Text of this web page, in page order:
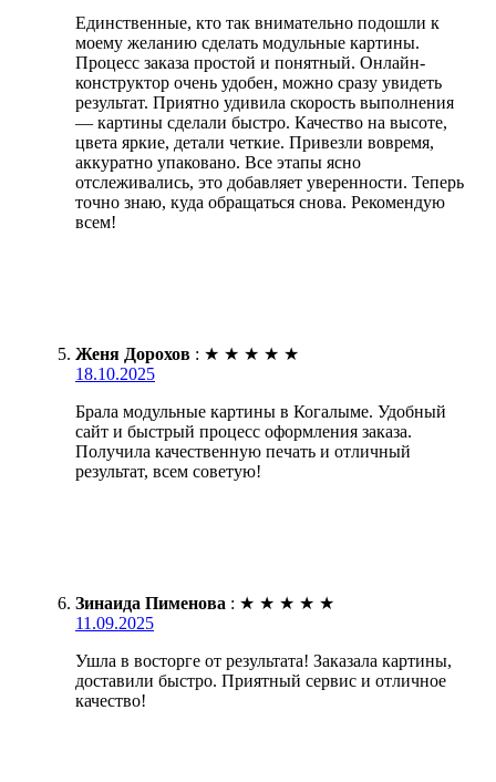
Единственные, кто так внимательно подошли к
моему желанию сделать модульные картины.
Процесс заказа простой и понятный. Онлайн-
конструктор очень удобен, можно сразу увидеть
результат. Приятно удивила скорость выполнения
— картины сделали быстро. Качество на высоте,
цвета яркие, детали четкие. Привезли вовремя,
аккуратно упаковано. Все этапы ясно
отслеживались, это добавляет уверенности. Теперь
точно знаю, куда обращаться снова. Рекомендую
всем!
Женя Дорохов : ★ ★ ★ ★ ★
18.10.2025
Брала модульные картины в Когалыме. Удобный
сайт и быстрый процесс оформления заказа.
Получила качественную печать и отличный
результат, всем советую!
Зинаида Пименова : ★ ★ ★ ★ ★
11.09.2025
Ушла в восторге от результата! Заказала картины,
доставили быстро. Приятный сервис и отличное
качество!